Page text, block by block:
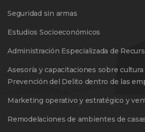
Seguridad sin armas
Estudios Socioeconómicos
Administración Especializada de
Asesoría y capacitaciones sobre
Prevención del Delito dentro de las
Marketing operativo y estratégico y
Remodelaciones de ambientes de